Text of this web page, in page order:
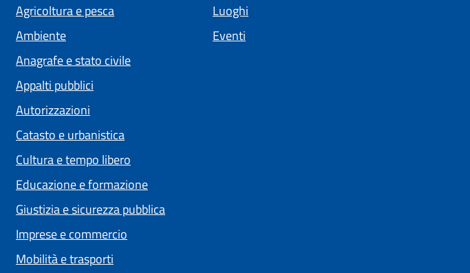
Agricoltura e pesca
Ambiente
Anagrafe e stato civile
Appalti pubblici
Autorizzazioni
Catasto e urbanistica
Cultura e tempo libero
Educazione e formazione
Giustizia e sicurezza pubblica
Imprese e commercio
Mobilità e trasporti
Luoghi
Eventi